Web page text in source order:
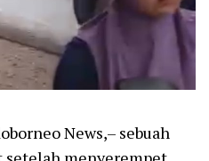
News,– sebuah